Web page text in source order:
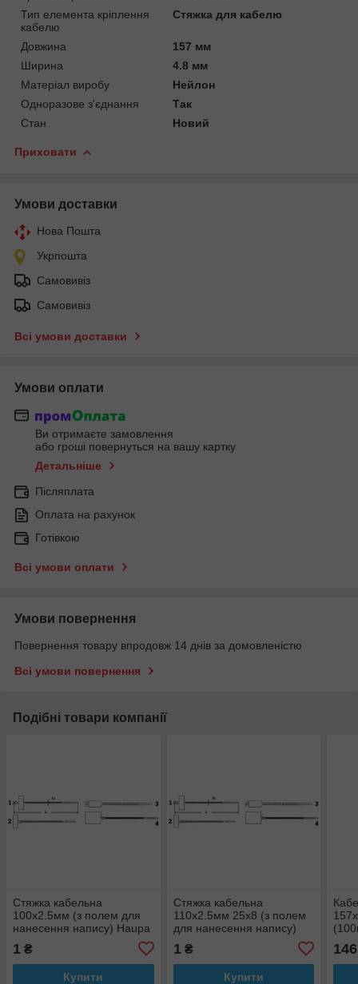
Тип елемента кріплення
кабелю
Стяжка для кабелю
Довжина
157 мм
Ширина
4.8 мм
Матеріал виробу
Нейлон
Одноразове з'єднання
Так
Стан
Новий
Приховати
Умови доставки
Нова Пошта
Укрпошта
Самовивіз
Самовивіз
Всі умови доставки
Умови оплати
Ви отримаєте замовлення
або гроші повернуться на вашу картку
Детальніше
Післяплата
Оплата на рахунок
Готівкою
Всі умови оплати
Умови повернення
Повернення товару впродовж 14 днів за домовленістю
Всі умови повернення
Подібні товари компанії
Стяжка кабельна
100х2.5мм (з полем для
нанесення напису) Haupa
1 ₴
Купити
Стяжка кабельна
110х2.5мм 25х8 (з полем
для нанесення напису)
1₴
Купити
146